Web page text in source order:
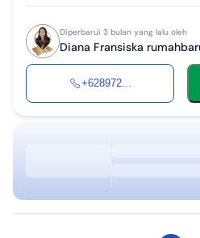
Diperbarui 3 bulan yang lalu oleh
+628972...